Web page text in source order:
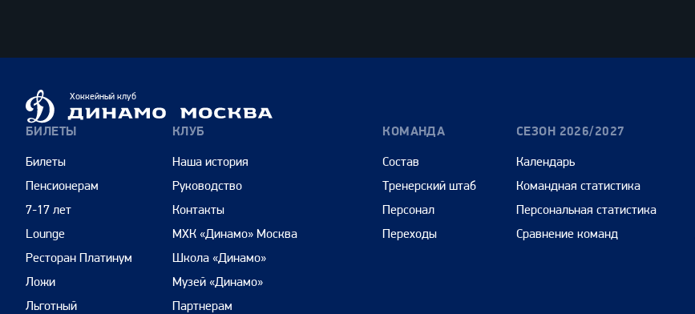
Динамо
Москва
Хоккейный клуб
БИЛЕТЫ
Билеты
Пенсионерам
7-17 лет
Lounge
Ресторан Платинум
Ложи
Льготный
КЛУБ
Наша история
Руководство
Контакты
МХК «Динамо» Москва
Школа «Динамо»
Музей «Динамо»
Партнерам
КОМАНДА
Состав
Тренерский штаб
Персонал
Переходы
СЕЗОН 2026/2027
Календарь
Командная статистика
Персональная статистика
Сравнение команд